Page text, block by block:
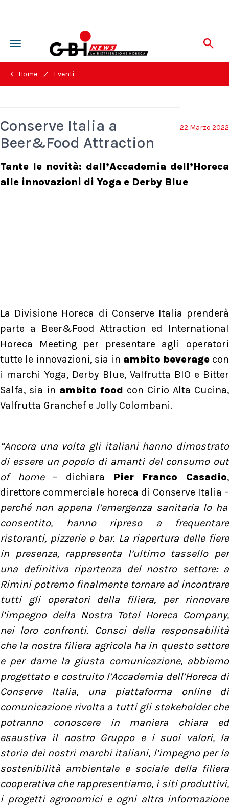
Toggle
navigation
< Home / Eventi
22 Marzo 2022
Conserve Italia a
Beer&Food Attraction
Tante le novità: dall’Accademia dell’Horeca
alle innovazioni di Yoga e Derby Blue
La Divisione Horeca di Conserve Italia prenderà
parte a Beer&Food Attraction ed International
Horeca Meeting per presentare agli operatori
tutte le innovazioni, sia in ambito beveragecon
i marchi Yoga, Derby Blue, Valfrutta BIO e Bitter
Salfa, sia in ambito food con Cirio Alta Cucina,
Valfrutta Granchef e Jolly Colombani.
“Ancora una volta gli italiani hanno dimostrato
di essere un popolo di amanti del consumo out
of home – dichiara Pier Franco Casadio,
direttore commerciale horeca di Conserve Italia –
perché non appena l’emergenza sanitaria lo ha
consentito, hanno ripreso a frequentare
ristoranti, pizzerie e bar. La riapertura delle fiere
in presenza, rappresenta l’ultimo tassello per
una definitiva ripartenza del nostro settore: a
Rimini potremo finalmente tornare ad incontrare
tutti gli operatori della filiera, per rinnovare
l’impegno della Nostra Total Horeca Company,
nei loro confronti. Consci della responsabilità
che la nostra filiera agricola ha in questo settore
e per darne la giusta comunicazione, abbiamo
progettato e costruito l’Accademia dell’Horeca di
Conserve Italia, una piattaforma online di
comunicazione rivolta a tutti gli stakeholder che
potranno conoscere in maniera chiara ed
esaustiva il nostro Gruppo e i suoi valori, la
storia dei nostri marchi italiani, l’impegno per la
sostenibilità ambientale e sociale della filiera
cooperativa che rappresentiamo, i siti produttivi,
i progetti agronomici e ogni altra informazione